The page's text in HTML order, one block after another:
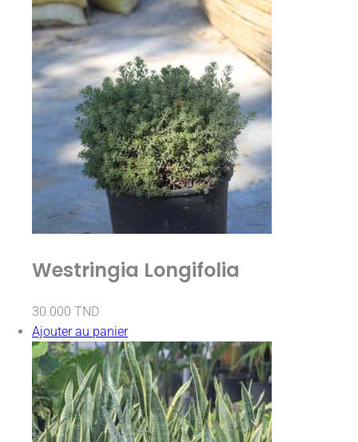
Westringia Longifolia
30.000 TND
Ajouter au panier